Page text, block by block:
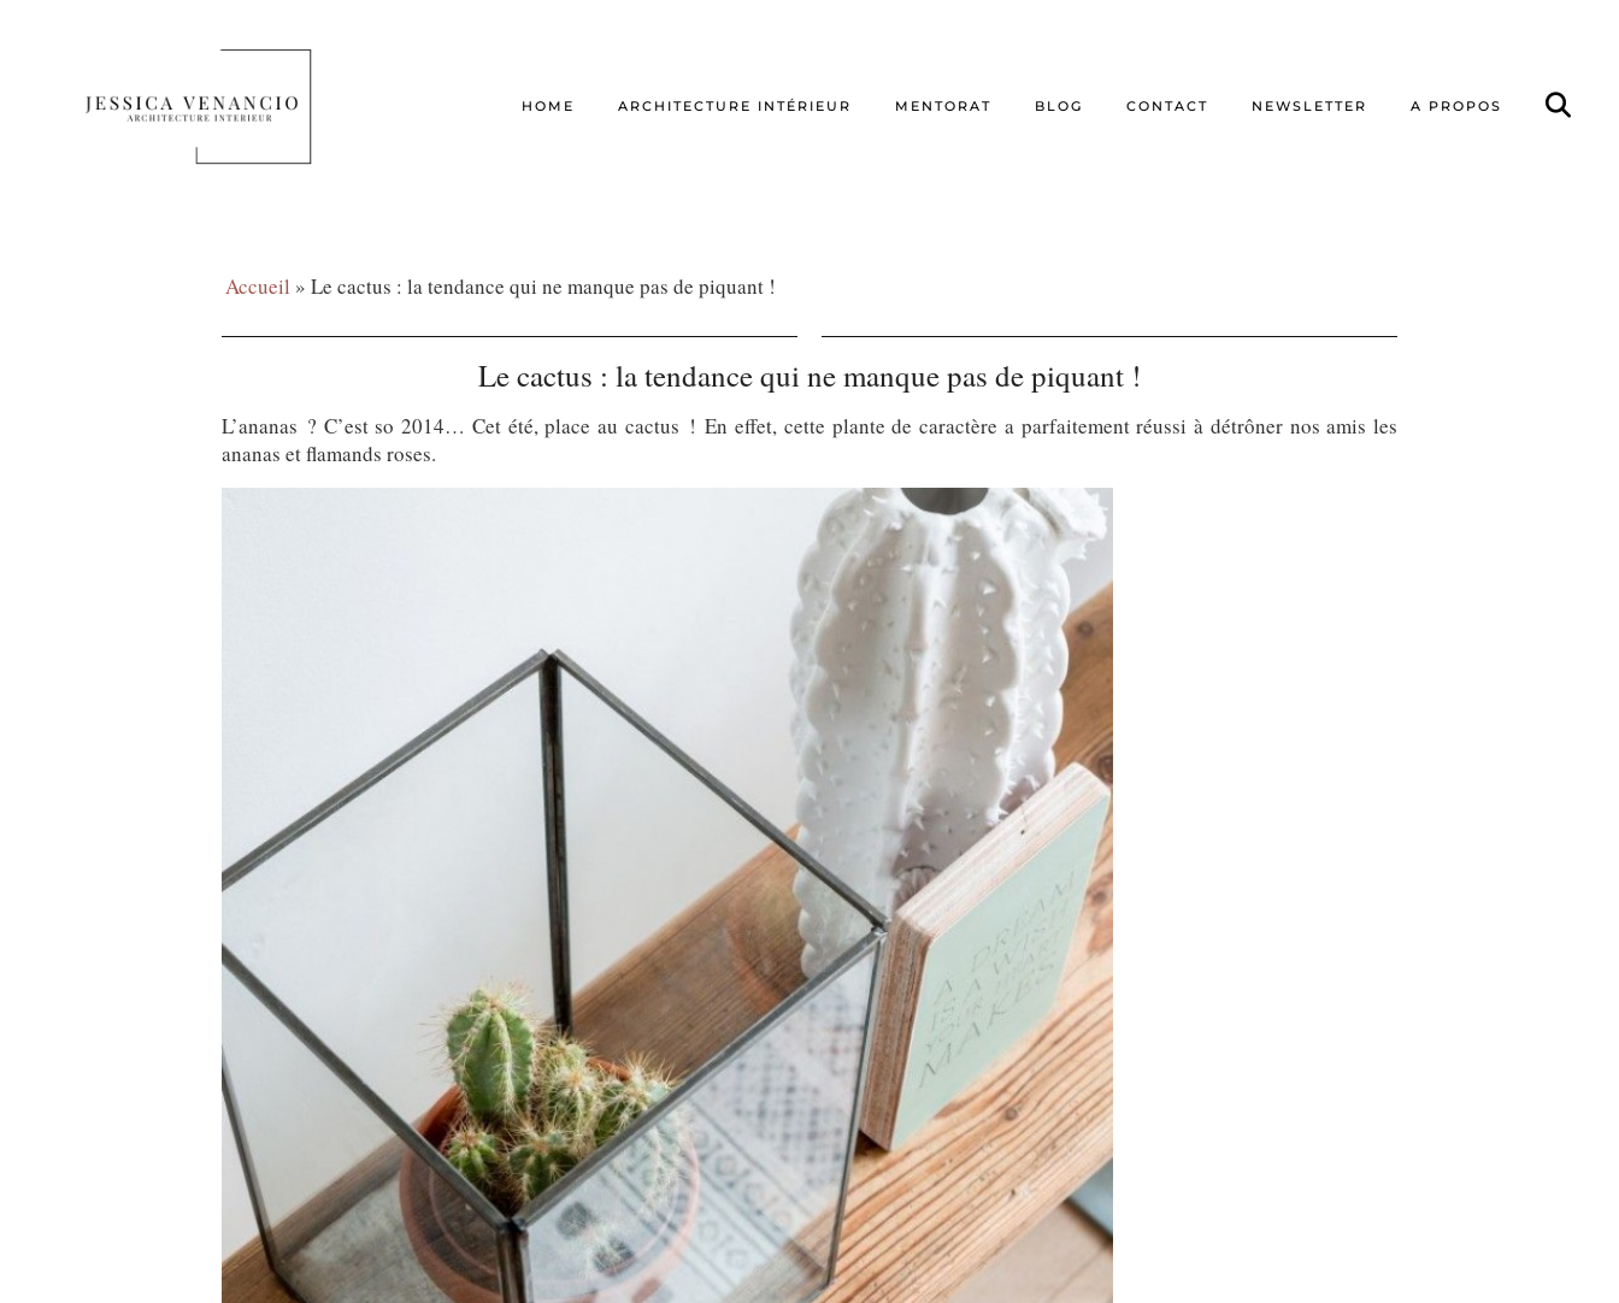
HOME ARCHITECTURE INTÉRIEUR MENTORAT BLOG CONTACT NEWSLETTER A PROPOS
Accueil » Le cactus : la tendance qui ne manque pas de piquant !
Le cactus : la tendance qui ne manque pas de piquant !
L’ananas ? C’est so 2014… Cet été, place au cactus ! En effet, cette plante de caractère a parfaitement réussi à détrôner nos amis les
ananas et flamands roses.